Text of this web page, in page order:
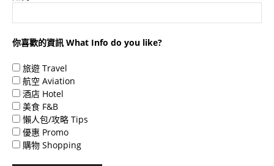
你喜歡的資訊 What Info do you like?
旅遊 Travel
航空 Aviation
酒店 Hotel
美食 F&B
懶人包/攻略 Tips
優惠 Promo
購物 Shopping